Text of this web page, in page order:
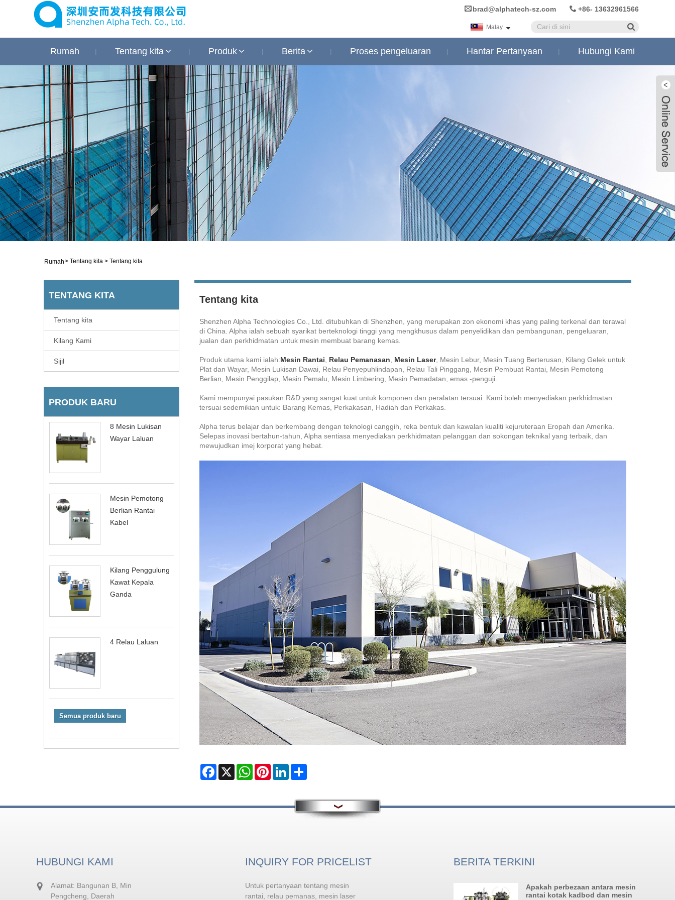
+86- 13632961566
brad@alphatech-sz.com
Malay
Rumah Tentang kita Produk Berita Proses pengeluaran Hantar Pertanyaan Hubungi Kami
Rumah> Tentang kita > Tentang kita
TENTANG KITA
Tentang kita
Kilang Kami
Sijil
PRODUK BARU
8 Mesin Lukisan
Wayar Laluan
Mesin Pemotong
Berlian Rantai
Kabel
Kilang Penggulung
Kawat Kepala
Ganda
4 Relau Laluan
Semua produk baru
Tentang kita
Shenzhen Alpha Technologies Co., Ltd. ditubuhkan di Shenzhen, yang merupakan zon ekonomi khas yang paling terkenal dan terawal
di China. Alpha ialah sebuah syarikat berteknologi tinggi yang mengkhusus dalam penyelidikan dan pembangunan, pengeluaran,
jualan dan perkhidmatan untuk mesin membuat barang kemas.
Produk utama kami ialah:Mesin Rantai Relau Pemanasan Mesin Laser, Mesin Lebur, Mesin Tuang Berterusan, Kilang Gelek untuk
Plat dan Wayar, Mesin Lukisan Dawai, Relau Penyepuhlindapan, Relau Tali Pinggang, Mesin Pembuat Rantai, Mesin Pemotong
Berlian, Mesin Penggilap, Mesin Pemalu, Mesin Limbering, Mesin Pemadatan, emas -penguji.
Kami mempunyai pasukan R&D yang sangat kuat untuk komponen dan peralatan tersuai. Kami boleh menyediakan perkhidmatan
tersuai sedemikian untuk: Barang Kemas, Perkakasan, Hadiah dan Perkakas.
Alpha terus belajar dan berkembang dengan teknologi canggih, reka bentuk dan kawalan kualiti kejuruteraan Eropah dan Amerika.
Selepas inovasi bertahun-tahun, Alpha sentiasa menyediakan perkhidmatan pelanggan dan sokongan teknikal yang terbaik, dan
mewujudkan imej korporat yang hebat.
Facebook
X WhatsAppPinterestLinkedIn
HUBUNGI KAMI
Alamat: Bangunan B, Min
Pengcheng, Daerah
INQUIRY FOR PRICELIST
Untuk pertanyaan tentang mesin
rantai, relau pemanas, mesin laser
BERITA TERKINI
Prosedur operasi keselamatan
mesin kimpalan laser
Apakah perbezaan antara mesin
rantai kotak kadbod dan mesin